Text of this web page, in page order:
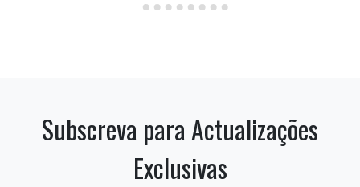
Subscreva para Actualizações
Exclusivas